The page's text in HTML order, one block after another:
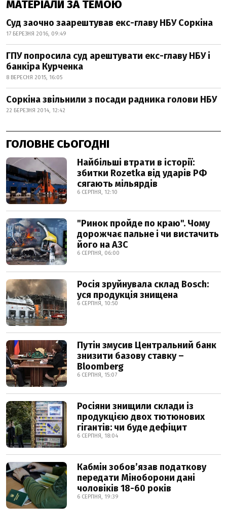
МАТЕРІАЛИ ЗА ТЕМОЮ
Суд заочно заарештував екс-главу НБУ Соркіна
17 БЕРЕЗНЯ 2016, 09:49
ГПУ попросила суд арештувати екс-главу НБУ і
банкіра Курченка
8 ВЕРЕСНЯ 2015, 16:05
Соркіна звільнили з посади радника голови НБУ
22 БЕРЕЗНЯ 2014, 12:42
ГОЛОВНЕ СЬОГОДНІ
Найбільші втрати в історії:
збитки Rozetka від ударів РФ
сягають мільярдів
6 СЕРПНЯ, 12:10
"Ринок пройде по краю". Чому
дорожчає пальне і чи вистачить
його на АЗС
6 СЕРПНЯ, 06:00
Росія зруйнувала склад Bosch:
уся продукція знищена
6 СЕРПНЯ, 10:50
Путін змусив Центральний банк
знизити базову ставку –
Bloomberg
6 СЕРПНЯ, 15:07
Росіяни знищили склади із
продукцією двох тютюнових
гігантів: чи буде дефіцит
6 СЕРПНЯ, 18:04
Кабмін зобовʼязав податкову
передати Міноборони дані
чоловіків 18-60 років
6 СЕРПНЯ, 19:39